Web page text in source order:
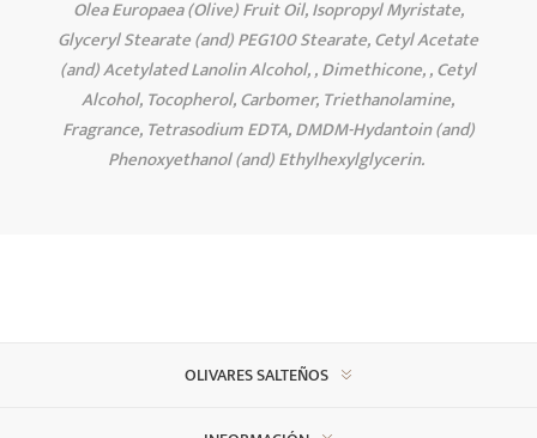
Olea Europaea (Olive) Fruit Oil, Isopropyl Myristate,
Glyceryl Stearate (and) PEG100 Stearate, Cetyl Acetate
(and) Acetylated Lanolin Alcohol, , Dimethicone, , Cetyl
Alcohol, Tocopherol, Carbomer, Triethanolamine,
Fragrance, Tetrasodium EDTA, DMDM-Hydantoin (and)
Phenoxyethanol (and) Ethylhexylglycerin.
OLIVARES SALTEÑOS